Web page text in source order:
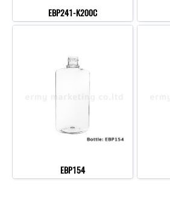
EBP241-K200C
EBP154